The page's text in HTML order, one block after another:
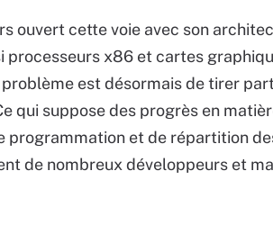
ouvert cette voie avec son
processeurs x86 et cartes
problème est désormais de tirer
qui suppose des progrès en
programmation et de répartition
de nombreux développeurs et